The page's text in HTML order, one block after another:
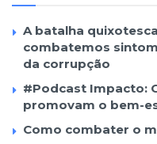
A batalha
combatemos
da corrupção
#Podcast Impacto:
promovam o bem-
Como combater o